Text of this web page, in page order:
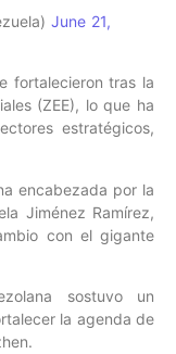
June 21,
fortalecieron tras la
(ZEE), lo que ha
estratégicos,
encabezada por la
Jiménez Ramírez,
con el gigante
sostuvo un
la agenda de